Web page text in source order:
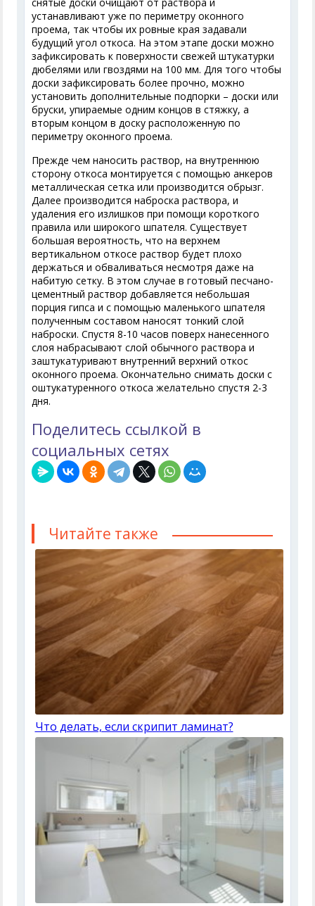
устанавливают уже по периметру оконного
проема, так чтобы их ровные края задавали
будущий угол откоса. На этом этапе доски можно
зафиксировать к поверхности свежей штукатурки
дюбелями или гвоздями на 100 мм. Для того чтобы
доски зафиксировать более прочно, можно
установить дополнительные подпорки – доски или
бруски, упираемые одним концов в стяжку, а
вторым концом в доску расположенную по
периметру оконного проема.
Прежде чем наносить раствор, на внутреннюю
сторону откоса монтируется с помощью анкеров
металлическая сетка или производится обрызг.
Далее производится наброска раствора, и
удаления его излишков при помощи короткого
правила или широкого шпателя. Существует
большая вероятность, что на верхнем
вертикальном откосе раствор будет плохо
держаться и обваливаться несмотря даже на
набитую сетку. В этом случае в готовый песчано-
цементный раствор добавляется небольшая
порция гипса и с помощью маленького шпателя
полученным составом наносят тонкий слой
наброски. Спустя 8-10 часов поверх нанесенного
слоя набрасывают слой обычного раствора и
заштукатуривают внутренний верхний откос
оконного проема. Окончательно снимать доски с
оштукатуренного откоса желательно спустя 2-3
дня.
Поделитесь ссылкой в
социальных сетях
Читайте также
Что делать, если скрипит ламинат?